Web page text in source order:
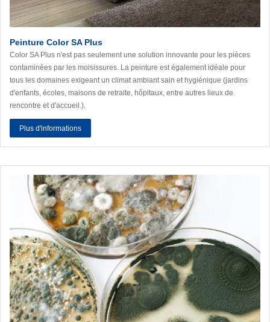
Peinture Color SA Plus
Color SA Plus n'est pas seulement une solution innovante pour les pièces
contaminées par les moisissures. La peinture est également idéale pour
tous les domaines exigeant un climat ambiant sain et hygiénique (jardins
d'enfants, écoles, maisons de retraite, hôpitaux, entre autres lieux de
rencontre et d'accueil.).
Plus d'informations